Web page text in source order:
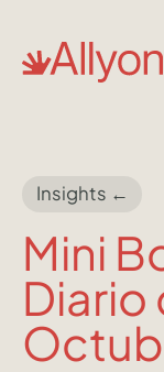
Insights ←
Mini
Diario